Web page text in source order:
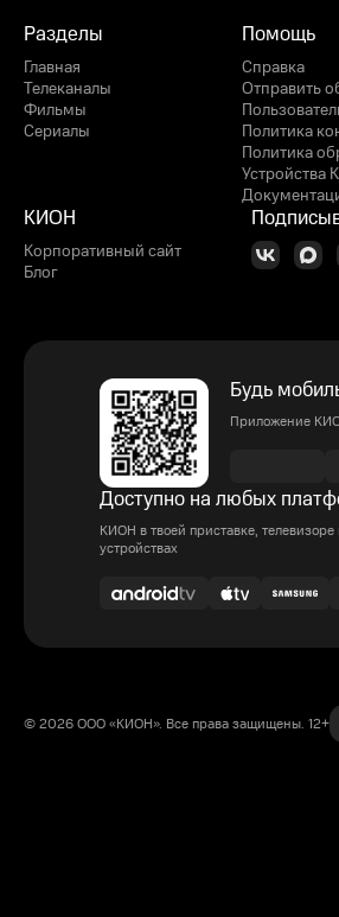
Разделы
Главная
Телеканалы
Фильмы
Сериалы
Помощь
Справка
Отправить
Политика
Политика
Устройства
КИОН
Корпоративный сайт
Блог
Будь
Приложение
Доступно на любых
КИОН в твоей приставке,
устройствах
© 2026 ООО «КИОН». Все права защищены. 12+